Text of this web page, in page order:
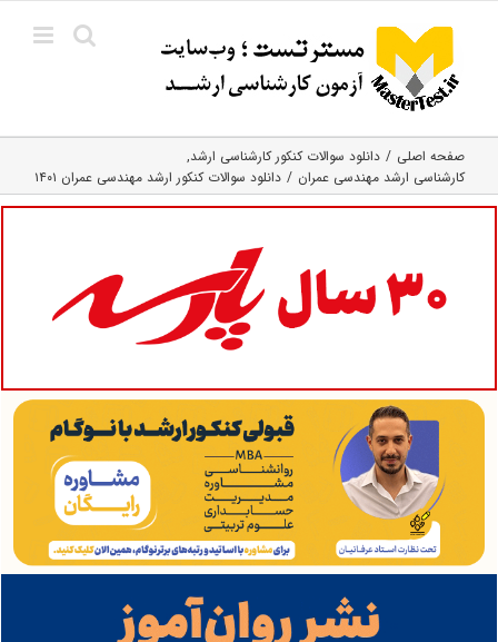
content
صفحه اصلی
دانلود سوالات کنکور کارشناسی ارشد
کارشناسی ارشد مهندسی عمران
دانلود سوالات کنکور ارشد مهندسی عمران ۱۴۰۱